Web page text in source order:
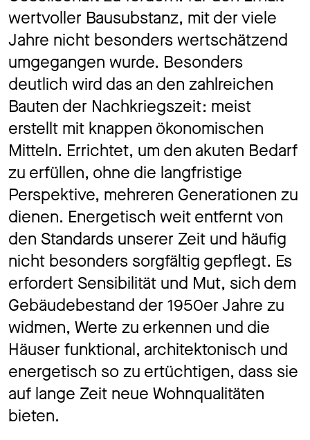
wertvoller Bausubstanz, mit der viele
Jahre nicht besonders wertschätzend
umgegangen wurde. Besonders
deutlich wird das an den zahlreichen
Bauten der Nachkriegszeit: meist
erstellt mit knappen ökonomischen
Mitteln. Errichtet, um den akuten Bedarf
zu erfüllen, ohne die langfristige
Perspektive, mehreren Generationen zu
dienen. Energetisch weit entfernt von
den Standards unserer Zeit und häufig
nicht besonders sorgfältig gepflegt. Es
erfordert Sensibilität und Mut, sich dem
Gebäudebestand der 1950er Jahre zu
widmen, Werte zu erkennen und die
Häuser funktional, architektonisch und
energetisch so zu ertüchtigen, dass sie
auf lange Zeit neue Wohnqualitäten
bieten.